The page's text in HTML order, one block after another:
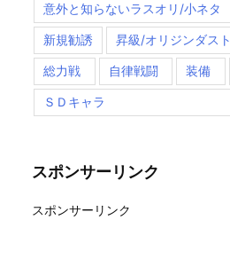
意外と知らないラスオリ/小ネタ
新規勧誘 昇級/オリジンダスト
総力戦 自律戦闘 装備
ＳＤキャラ
スポンサーリンク
スポンサーリンク